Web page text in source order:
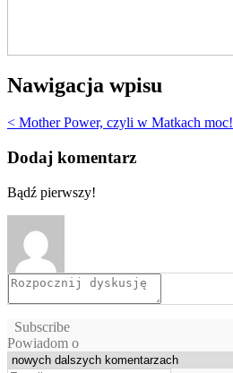
Nawigacja wpisu
< Mother Power, czyli w Matkach moc!
Dodaj komentarz
Bądź pierwszy!
Subscribe
Powiadom o